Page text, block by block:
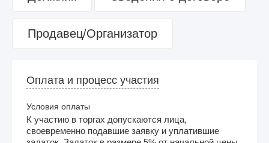
Продавец/Организатор
Оплата и процесс участия
Условия оплаты
К участию в торгах допускаются лица,
своевременно подавшие заявку и уплатившие